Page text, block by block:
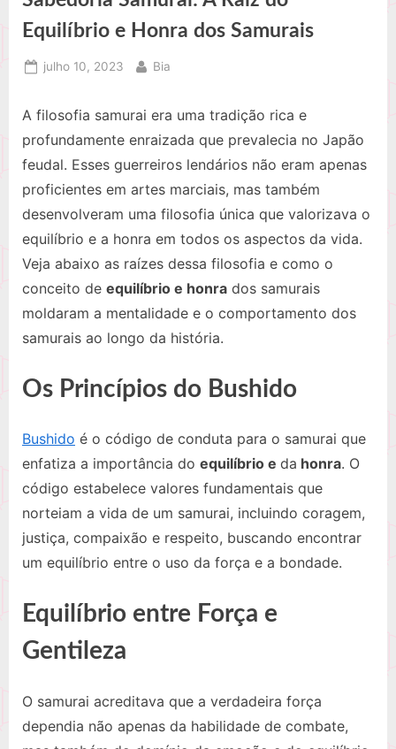
Equilíbrio e Honra dos Samurais
Posted
julho 10, 2023 By
Bia
A filosofia samurai era uma tradição rica e
profundamente enraizada que prevalecia no Japão
feudal. Esses guerreiros lendários não eram apenas
proficientes em artes marciais, mas também
desenvolveram uma filosofia única que valorizava o
equilíbrio e a honra em todos os aspectos da vida.
Veja abaixo as raízes dessa filosofia e como o
conceito de equilíbrio e honra dos samurais
moldaram a mentalidade e o comportamento dos
samurais ao longo da história.
Os Princípios do Bushido
Bushido é o código de conduta para o samurai que
enfatiza a importância do equilíbrio e da honra. O
código estabelece valores fundamentais que
norteiam a vida de um samurai, incluindo coragem,
justiça, compaixão e respeito, buscando encontrar
um equilíbrio entre o uso da força e a bondade.
Equilíbrio entre Força e
Gentileza
O samurai acreditava que a verdadeira força
dependia não apenas da habilidade de combate,